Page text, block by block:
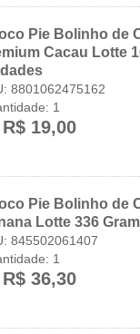
Pie Bolinho de
Cacau Lotte
8801062475162
1
R$ 19,00
Pie Bolinho de
Lotte 336
845502061407
1
R$ 36,30